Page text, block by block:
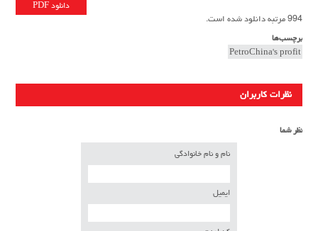
دانلود PDF
994 مرتبه دانلود شده است.
برچسب‌ها
PetroChina's profit
نظرات کاربران
نظر شما
نام و نام خانوادگی
ایمیل